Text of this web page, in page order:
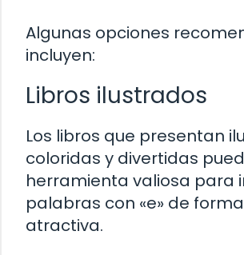
Algunas opciones
incluyen:
Libros ilustrados
Los libros que presentan
coloridas y divertidas
herramienta valiosa para
palabras con «e» de
atractiva.